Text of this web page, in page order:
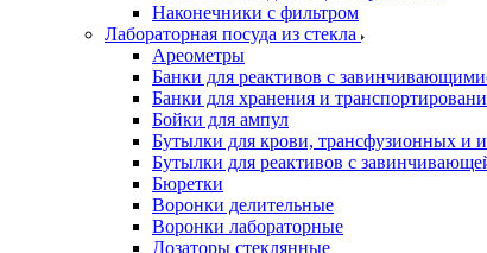
Наконечники с фильтром
Лабораторная посуда из стекла
Ареометры
Банки для реактивов с
Банки для хранения и
Бойки для ампул
Бутылки для крови, трансфузионных и
Бутылки для реактивов с
Бюретки
Воронки делительные
Воронки лабораторные
Дозаторы стеклянные